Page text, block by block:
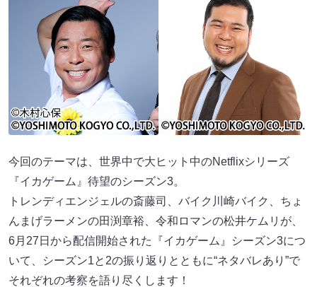
今回のテーマは、世界中で大ヒット中のNetflixシリーズ
『イカゲーム』待望のシーズン3。
トレンディエンジェルの斎藤司、バイク川崎バイク、ちょ
んまげラーメンの田渕章裕、令和ロマンの松井ケムリが、
6月27日から配信開始された『イカゲーム』シーズン3につ
いて、シーズン1と2の振り返りとともに“ネタバレあり”で
それぞれの考察を語り尽くします！